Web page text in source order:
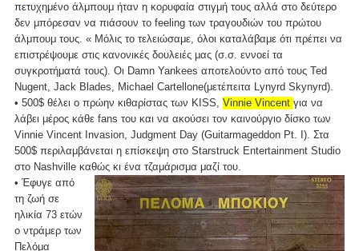
πετυχημένο άλμπουμ ήταν η κορυφαία στιγμή τους αλλά στο δεύτερο
δεν μπόρεσαν να πιάσουν το feeling των τραγουδιών του πρώτου
άλμπουμ τους. « Μόλις το τελειώσαμε, όλοι καταλάβαμε ότι πρέπει να
επιστρέψουμε στις κανονικές δουλειές μας (σ.σ. εννοεί τα
συγκροτήματά τους). Οι Damn Yankees αποτελούντο από τους Ted
Nugent, Jack Blades, Michael Cartellone(μετέπειτα Lynyrd Skynyrd).
• 500$ θέλει ο πρώην κιθαρίστας των KISS, Vinnie Vincent για να
λάβει μέρος κάθε fans του και να ακούσει τον καινούργιο δίσκο των
Vinnie Vincent Invasion, Judgment Day (Guitarmageddon Pt. I). Στα
500$ περιλαμβάνεται η επίσκεψη στο Starstruck Entertainment Studio
στο Nashville καθώς κι ένα τζαμάρισμα μαζί του.
• Έφυγε από
τη ζωή σε
ηλικία 73 ετών
ο ντράμερ των
Πελόμα